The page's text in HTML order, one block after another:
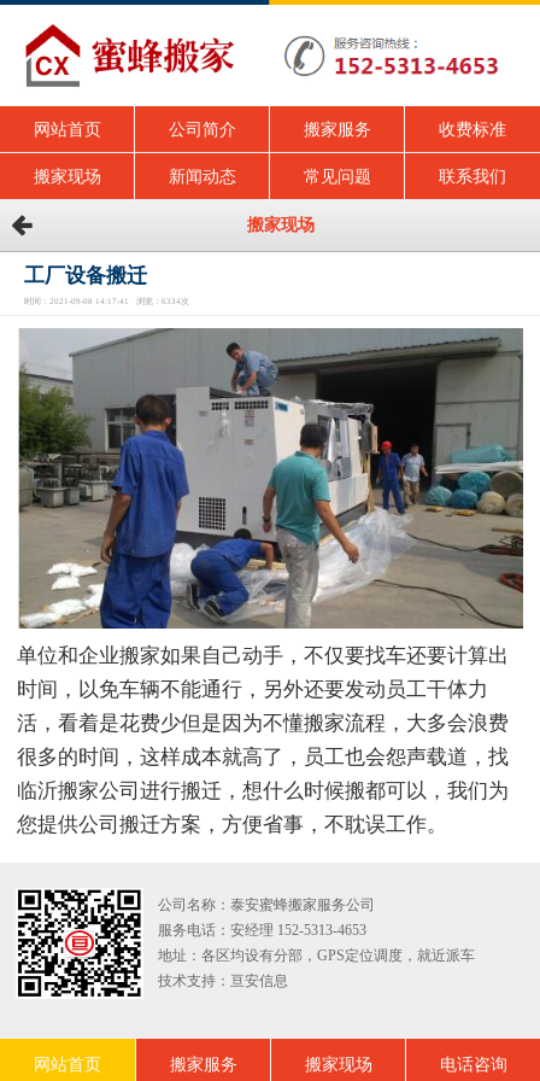
网站首页 公司简介 搬家服务 收费标准
搬家现场 新闻动态 常见问题 联系我们
搬家现场
工厂设备搬迁
时间：2021-09-08 14:17:41 浏览：6334次
单位和企业搬家如果自己动手，不仅要找车还要计算出
时间，以免车辆不能通行，另外还要发动员工干体力
活，看着是花费少但是因为不懂搬家流程，大多会浪费
很多的时间，这样成本就高了，员工也会怨声载道，找
临沂搬家公司进行搬迁，想什么时候搬都可以，我们为
您提供公司搬迁方案，方便省事，不耽误工作。
公司名称：泰安蜜蜂搬家服务公司
服务电话：安经理 152-5313-4653
地址：各区均设有分部，GPS定位调度，就近派车
技术支持： 亘安信息
网站首页 搬家服务 搬家现场 电话咨询